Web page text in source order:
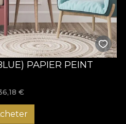
PAPIER PEINT
€